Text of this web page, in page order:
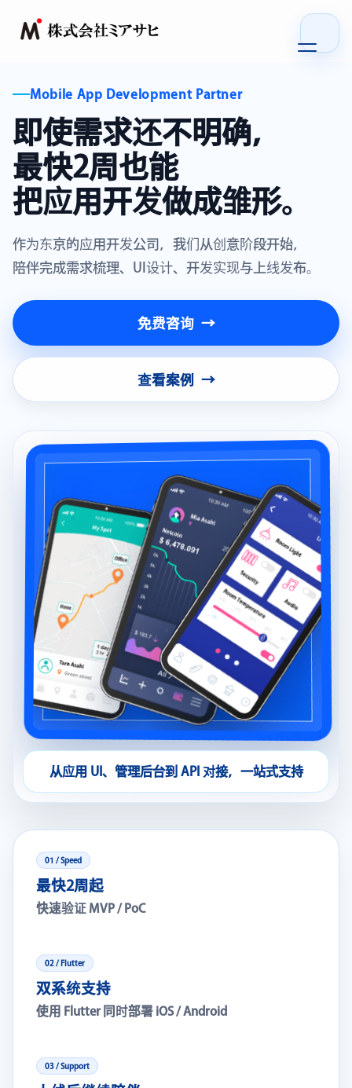
首页
我们的优势
服务
新闻
免费咨询
简体中文
Mobile App Development Partner
即使需求还不明确，
最快2周也能
把应用开发做成雏形。
作为东京的应用开发公司，我们从创意阶段开始，
陪伴完成需求梳理、UI设计、开发实现与上线发布。
免费咨询
查看案例
从应用 UI、管理后台到 API 对接，一站式支持
01 / Speed
最快2周起
快速验证 MVP / PoC
02 / Flutter
双系统支持
使用 Flutter 同时部署 iOS / Android
03 / Support